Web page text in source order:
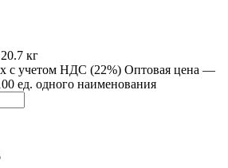
20.7 кг
с учетом НДС (22%) Оптовая цена —
ед. одного наименования